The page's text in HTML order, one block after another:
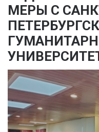
МЕРЫ С